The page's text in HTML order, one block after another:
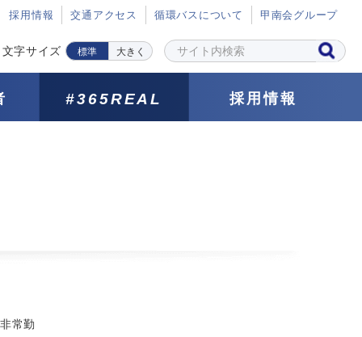
採⽤情報 交通アクセス 循環バスについて 甲南会グループ
文字サイズ 標準 大きく
#365REAL 採用情報
常勤